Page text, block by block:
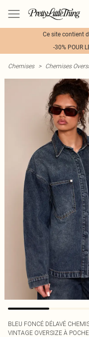
Ce site contient
-30% POUR
Chemises > Chemises
BLEU FONCÉ DÉLAVÉ
VINTAGE OVERSIZE À